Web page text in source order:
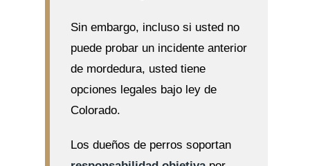
Sin embargo, incluso si usted no
puede probar un incidente anterior
de mordedura, usted tiene
opciones legales bajo ley de
Colorado.
Los dueños de perros soportan